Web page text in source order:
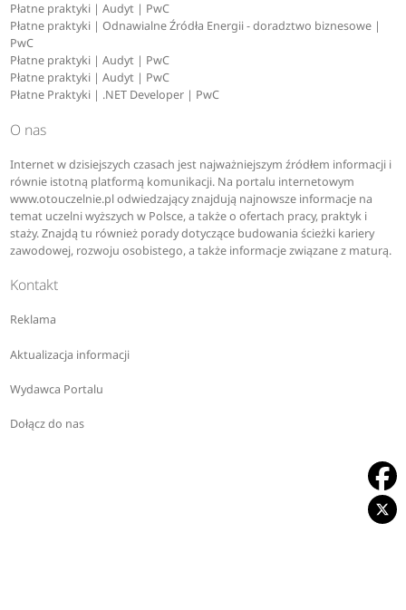
Płatne praktyki | Audyt | PwC
Płatne praktyki | Odnawialne Źródła Energii - doradztwo biznesowe |
PwC
Płatne praktyki | Audyt | PwC
Płatne praktyki | Audyt | PwC
Płatne Praktyki | .NET Developer | PwC
O nas
Internet w dzisiejszych czasach jest najważniejszym źródłem informacji i
równie istotną platformą komunikacji. Na portalu internetowym
www.otouczelnie.pl odwiedzający znajdują najnowsze informacje na
temat uczelni wyższych w Polsce, a także o ofertach pracy, praktyk i
staży. Znajdą tu również porady dotyczące budowania ścieżki kariery
zawodowej, rozwoju osobistego, a także informacje związane z maturą.
Kontakt
Reklama
Aktualizacja informacji
Wydawca Portalu
Dołącz do nas